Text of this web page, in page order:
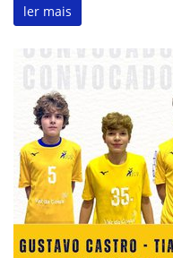
ler mais